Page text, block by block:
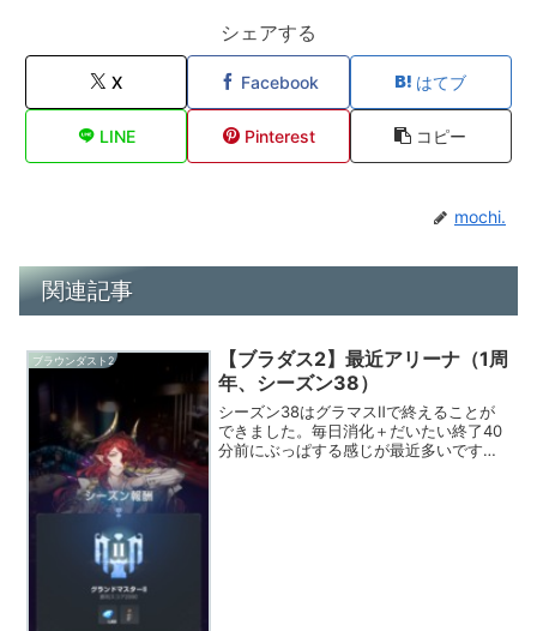
シェアする
X Facebook はてブ
LINE Pinterest コピー
mochi.
関連記事
ブラウンダスト2
【ブラダス2】最近アリーナ（1周
年、シーズン38）
シーズン38はグラマスⅡで終えることが
できました。毎日消化＋だいたい終了40
分前にぶっぱする感じが最近多いです。